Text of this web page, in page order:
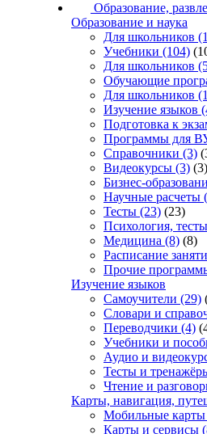
Образование,
Образование и наука
Для школьников
Учебники (104)
Для школьников
Обучающие
Для школьников
Изучение языков
Подготовка к
Программы для
Справочники (3)
Видеокурсы (3) (3)
Бизнес-
Научные расчеты
Тесты (23) (23)
Психология, тесты
Медицина (8) (8)
Расписание
Прочие
Изучение языков
Самоучители (29)
Словари и
Переводчики (4)
Учебники и
Аудио и
Тесты и
Чтение и
Карты, навигация,
Мобильные карты
Карты и сервисы